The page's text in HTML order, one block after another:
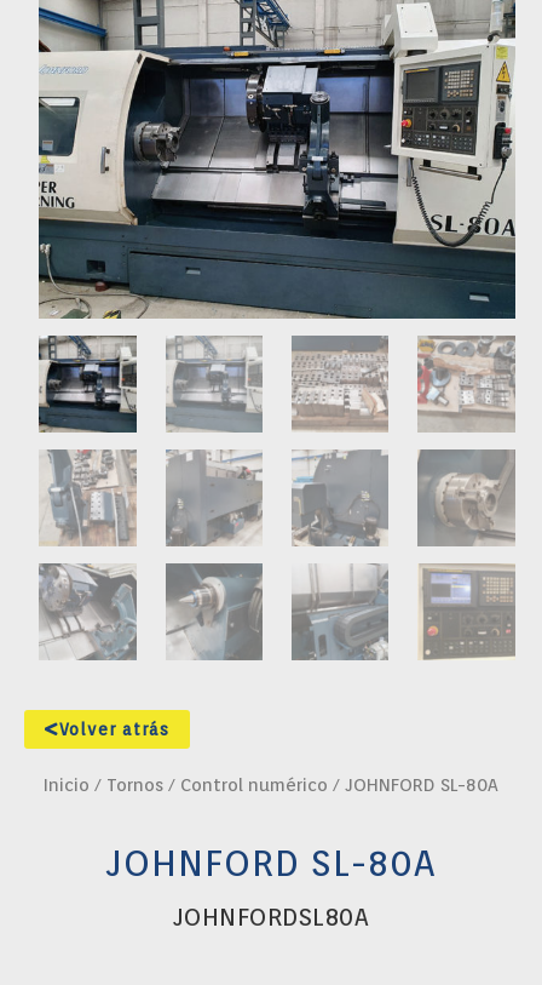
Volver atrás
Inicio / Tornos / Control numérico / JOHNFORD SL-80A
JOHNFORD SL-80A
JOHNFORDSL80A